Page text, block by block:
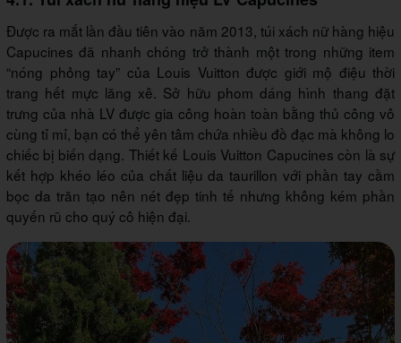
Được ra mắt lần đầu tiên vào năm 2013, túi xách nữ hàng hiệu
Capucines đã nhanh chóng trở thành một trong những item
“nóng phỏng tay” của Louis Vuitton được giới mộ điệu thời
trang hết mực lăng xê. Sở hữu phom dáng hình thang đặt
trưng của nhà LV được gia công hoàn toàn bằng thủ công vô
cùng tỉ mỉ, bạn có thể yên tâm chứa nhiều đồ đạc mà không lo
chiếc bị biến dạng. Thiết kế Louis Vuitton Capucines còn là sự
kết hợp khéo léo của chất liệu da taurillon với phần tay cầm
bọc da trăn tạo nên nét đẹp tinh tế nhưng không kém phần
quyến rũ cho quý cô hiện đại.